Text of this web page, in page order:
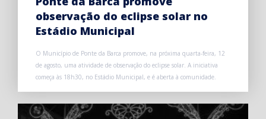
observação do eclipse solar no
Estádio Municipal
O Município de Ponte da Barca promove, na próxima quarta-feira, 12
de agosto, uma atividade de observação do eclipse solar. A iniciativa
começa às 18h30, no Estádio Municipal, e é aberta à comunidade.